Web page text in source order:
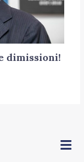
dimissioni!
Menu